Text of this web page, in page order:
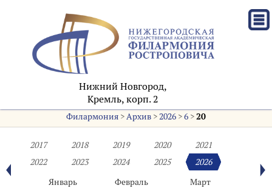
Нижний Новгород,
Кремль, корп. 2
Филармония>Архив>2026>6>20
2017 2018 2019 2020
2021
2022
2023 2024 2025
2026
Январь
Февраль
Март